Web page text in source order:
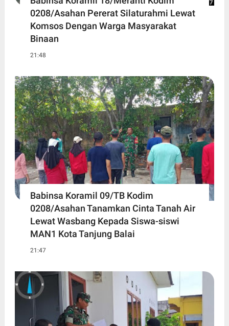
0208/Asahan Pererat Silaturahmi Lewat
Komsos Dengan Warga Masyarakat
Binaan
21:48
Babinsa Koramil 09/TB Kodim
0208/Asahan Tanamkan Cinta Tanah Air
Lewat Wasbang Kepada Siswa-siswi
MAN1 Kota Tanjung Balai
21:47